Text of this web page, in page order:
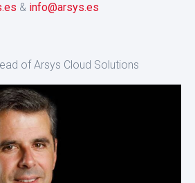
& info@arsys.es
of Arsys Cloud Solutions